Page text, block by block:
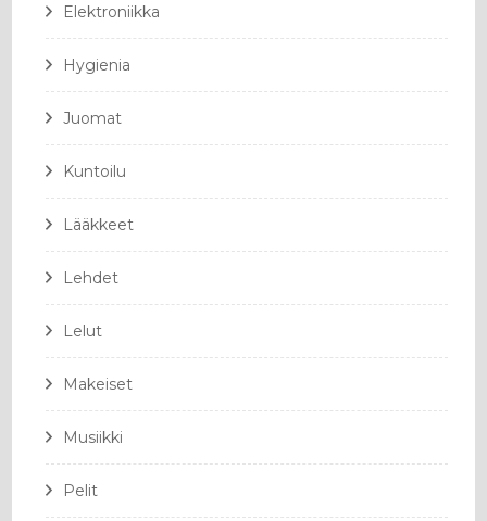
Elektroniikka
Hygienia
Juomat
Kuntoilu
Lääkkeet
Lehdet
Lelut
Makeiset
Musiikki
Pelit